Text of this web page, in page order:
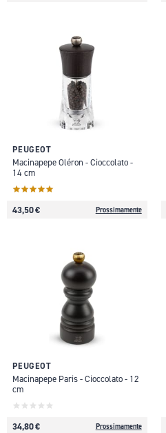
PEUGEOT
Macinapepe Oléron - Cioccolato -
14 cm
43,50 € Prossimamente
PEUGEOT
Macinapepe Paris - Cioccolato - 12
cm
34,80 € Prossimamente